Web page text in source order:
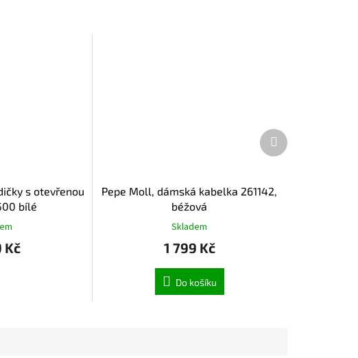
s otevřenou
bílé
Kč
Pepe Moll, dámská kabelka 261142,
béžová
Skladem
1 799 Kč
Do košíku
Další
produkt